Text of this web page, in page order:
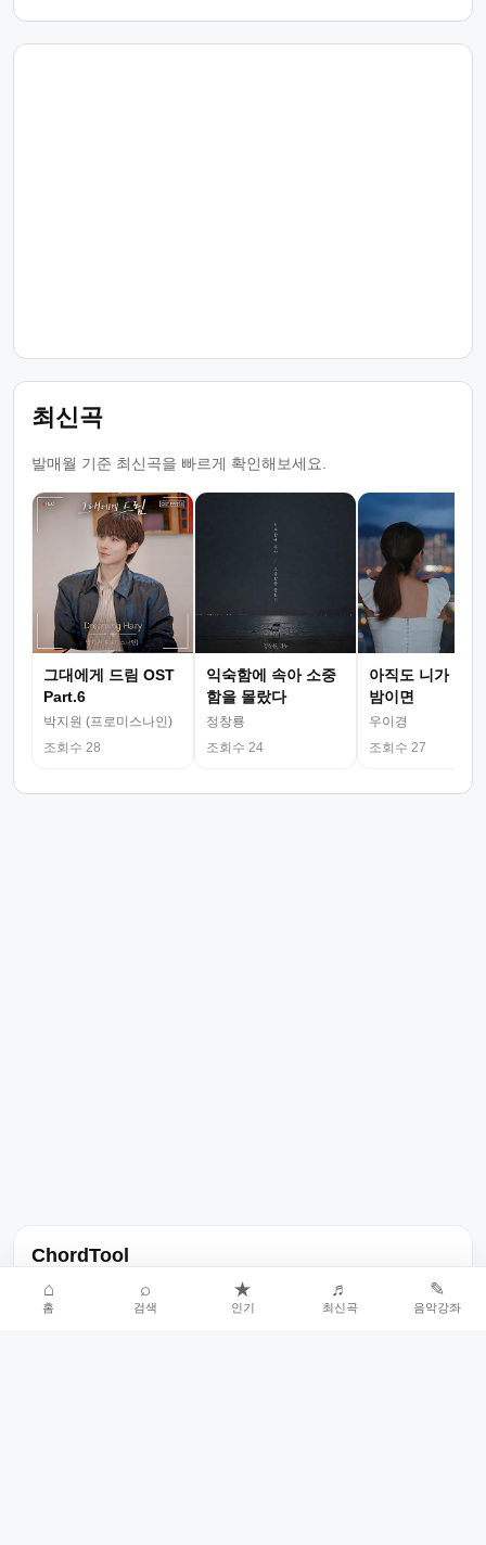
최신곡
발매월 기준 최신곡을 빠르게 확인해보세요.
그대에게 드림 OST
Part.6
박지원 (프로미스나인)
조회수 28
익숙함에 속아 소중
함을 몰랐다
정창룡
조회수 24
아직도 니가 그
밤이면
우이경
조회수 27
ChordTool
노래 가사, 곡 정보, 코드, 악보를 한곳에서 찾을 수 있는 음악 정보
서비스입니다.
⌂
홈
⌕
검색
★
인기
♬
최신곡
✎
음악강좌